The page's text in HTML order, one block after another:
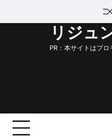
リジュ
PR：本サイトはプ